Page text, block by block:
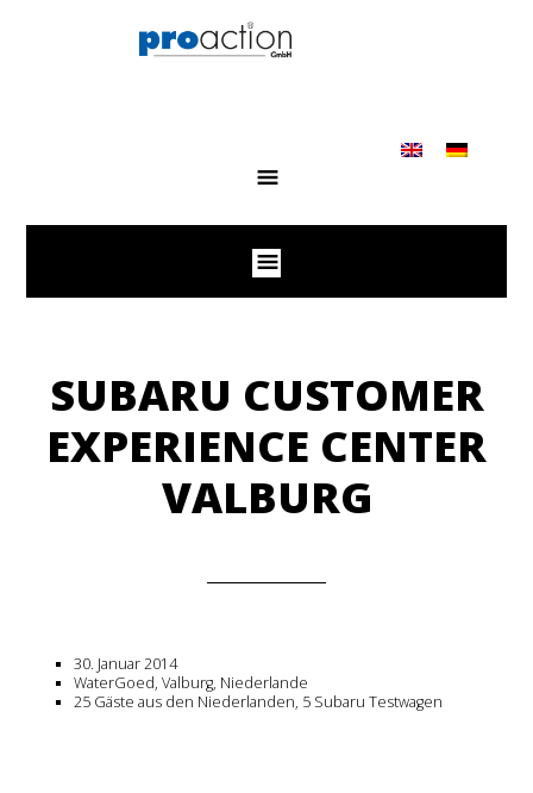
SUBARU CUSTOMER
EXPERIENCE CENTER
VALBURG
30. Januar 2014
WaterGoed, Valburg, Niederlande
25 Gäste aus den Niederlanden, 5 Subaru Testwagen